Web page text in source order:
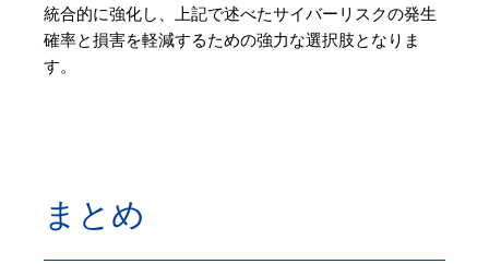
統合的に強化し、上記で述べたサイバーリスクの発生
確率と損害を軽減するための強力な選択肢となりま
す。
まとめ